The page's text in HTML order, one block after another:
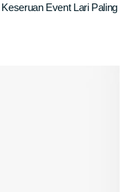
Event Lari Paling